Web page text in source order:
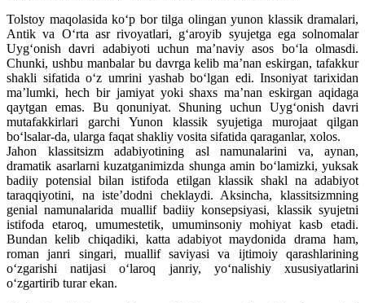
Tolstoy maqolasida ko‘p bor tilga olingan yunon klassik dramalari,
Antik va O‘rta asr rivoyatlari, g‘aroyib syujetga ega solnomalar
Uyg‘onish davri adabiyoti uchun ma’naviy asos bo‘la olmasdi.
Chunki, ushbu manbalar bu davrga kelib ma’nan eskirgan, tafakkur
shakli sifatida o‘z umrini yashab bo‘lgan edi. Insoniyat tarixidan
ma’lumki, hech bir jamiyat yoki shaxs ma’nan eskirgan aqidaga
qaytgan emas. Bu qonuniyat. Shuning uchun Uyg‘onish davri
mutafakkirlari garchi Yunon klassik syujetiga murojaat qilgan
bo‘lsalar-da, ularga faqat shakliy vosita sifatida qaraganlar, xolos.
Jahon klassitsizm adabiyotining asl namunalarini va, aynan,
dramatik asarlarni kuzatganimizda shunga amin bo‘lamizki, yuksak
badiiy potensial bilan istifoda etilgan klassik shakl na adabiyot
taraqqiyotini, na iste’dodni cheklaydi. Aksincha, klassitsizmning
genial namunalarida muallif badiiy konsepsiyasi, klassik syujetni
istifoda etaroq, umumestetik, umuminsoniy mohiyat kasb etadi.
Bundan kelib chiqadiki, katta adabiyot maydonida drama ham,
roman janri singari, muallif saviyasi va ijtimoiy qarashlarining
o‘zgarishi natijasi o‘laroq janriy, yo‘nalishiy xususiyatlarini
o‘zgartirib turar ekan.